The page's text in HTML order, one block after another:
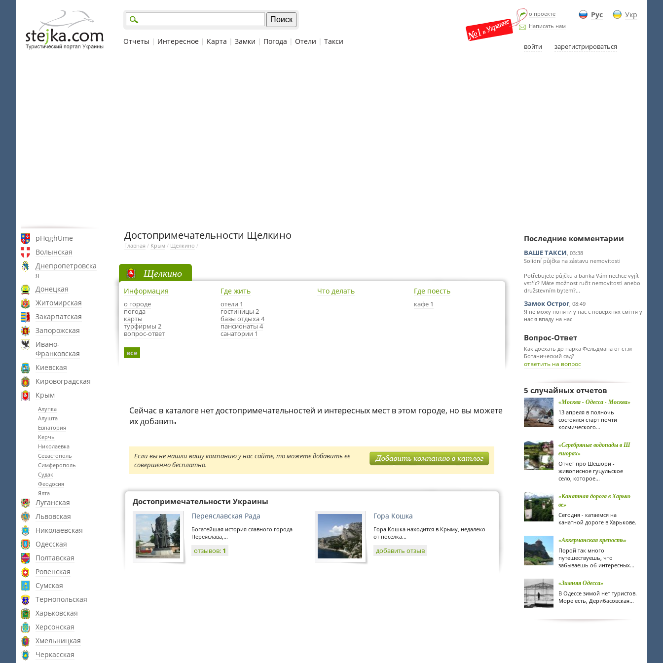
Рус Укр
о проекте
Написать нам
войти зарегистрироваться
Отчеты | Интересное | Карта | Замки | Погода | Отели | Такси
pHqghUme
Волынская
Днепропетровска
я
Донецкая
Житомирская
Закарпатская
Запорожская
Ивано-
Франковская
Киевская
Кировоградская
Крым
Алупка
Алушта
Евпатория
Керчь
Николаевка
Севастополь
Симферополь
Судак
Феодосия
Ялта
Луганская
Львовская
Николаевская
Одесская
Полтавская
Ровенская
Сумская
Тернопольская
Харьковская
Херсонская
Хмельницкая
Черкасская
Достопримечательности Щелкино
Главная / Крым / Щелкино /
Щелкино
Информация
о городе
погода
карты
турфирмы 2
вопрос-ответ
Где жить
отели 1
гостиницы 2
базы отдыха 4
пансионаты 4
санатории 1
Что делать Где поесть
кафе 1
все
Сейчас в каталоге нет достопримечательностей и интересных мест в этом городе, но вы можете
их добавить
Если вы не нашли вашу компанию у нас сайте, то можете добавить её
совершенно бесплатно.
Достопримечательности Украины
Переяславская Рада
Богатейшая история славного города
Переяслава,...
отзывов: 1
Гора Кошка
Гора Кошка находится в Крыму, недалеко
от поселка...
добавить отзыв
Последние комментарии
ВАШЕ ТАКСИ, 03:38
Solidní půjčka na zástavu nemovitosti
Potřebujete půjčku a banka Vám nechce vyjít
vstříc? Máte možnost ručit nemovitosti anebo
družstevním bytem?...
Замок Острог, 08:49
Я не можу поняти у нас є поверхнях сміття у
нас я впаду на нас
Вопрос-Ответ
Как доехать до парка Фельдмана от ст.м
Ботанический сад?
ответить на вопрос
5 случайных отчетов
«Москва - Одесса - Москва»
13 апреля в полночь
состоялся старт почти
космического...
«Серебряные водопады в Ш
ешорах»
Отчет про Шешори -
живописное гуцульское
село, которое...
«Канатная дорога в Харько
ве»
Сегодня - катаемся на
канатной дороге в Харькове.
«Аккерманская крепость»
Порой так много
путешествуешь, что
забываешь об интересных...
«Зимняя Одесса»
В Одессе зимой нет туристов.
Море есть, Дерибасовская...